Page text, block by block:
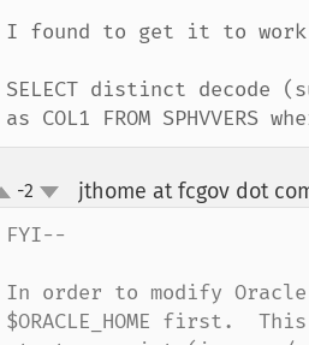
I found to get it to work
SELECT distinct
as COL1 FROM
up
down
-2 jthome at fcgov dot
FYI--
In order to modify Oracle
$ORACLE_HOME first.